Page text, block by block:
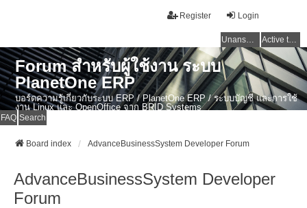
Login
Register
Unanswered topics Active topics
Forum สำหรับผู้ใช้งาน ระบบ
PlanetOne ERP
บอร์ดความรู้เกี่ยวกับระบบ ERP / PlanetOne ERP / ระบบบัญชี และการใช้
งาน Linux และ OpenOffice จาก BRID Systems
FAQ Search
Board index AdvanceBusinessSystem Developer Forum
AdvanceBusinessSystem Developer
Forum